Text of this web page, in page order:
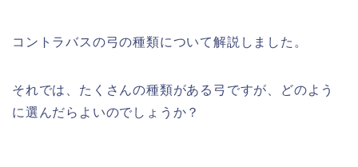
コントラバスの弓の種類について解説しました。
それでは、たくさんの種類がある弓ですが、どのよう
に選んだらよいのでしょうか？